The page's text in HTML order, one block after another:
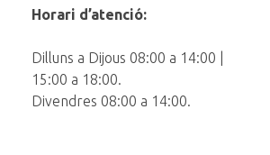
Horari d’atenció:
Dilluns a Dijous 08:00 a 14:00 |
15:00 a 18:00.
Divendres 08:00 a 14:00.